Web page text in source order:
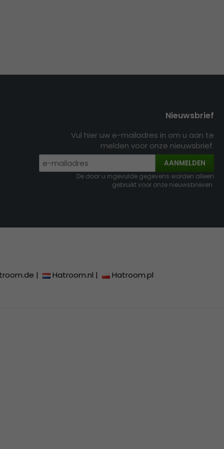
Nieuwsbrief
Vul hier uw e-mailadres in om u aan te
melden voor onze nieuwsbrief.
AANMELDEN
De door u ingevulde gegevens worden alleen
gebruikt voor onze nieuwsbrieven.
| Hatroom.nl | Hatroom.pl